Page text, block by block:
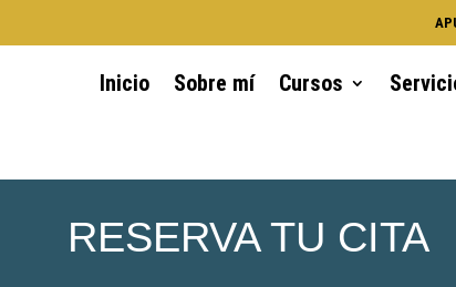
Inicio Sobre mí Cursos
RESERVA TU CITA